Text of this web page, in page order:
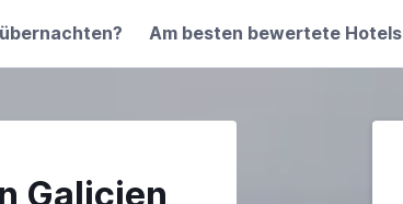
Am besten bewertete Hotels
Galicien